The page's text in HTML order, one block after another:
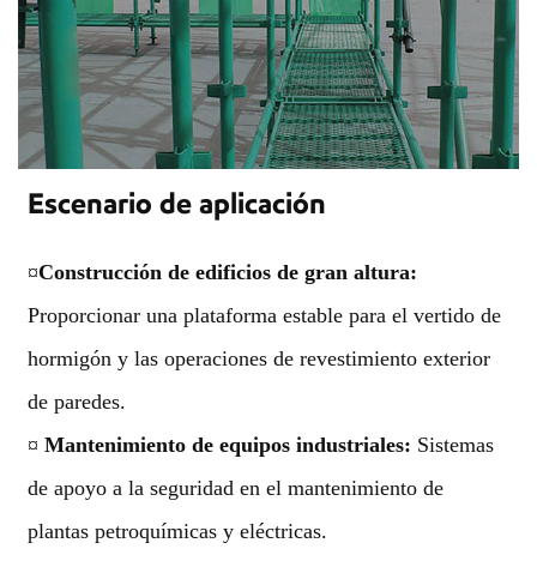
Escenario de aplicación
¤Construcción de edificios de gran altura:
Proporcionar una plataforma estable para el vertido de
hormigón y las operaciones de revestimiento exterior
de paredes.
¤Mantenimiento de equipos industriales: Sistemas
de apoyo a la seguridad en el mantenimiento de
plantas petroquímicas y eléctricas.